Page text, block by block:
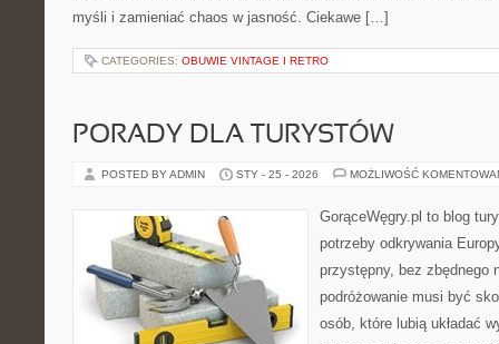
myśli i zamieniać chaos w jasność. Ciekawe […]
CATEGORIES: OBUWIE VINTAGE I RETRO
PORADY DLA TURYSTÓW
POSTED BY ADMIN STY - 25 - 2026 MOŻLIWOŚĆ
GorąceWęgry.pl to blog
potrzeby odkrywania
przystępny, bez zbędnego
podróżowanie musi być
osób, które lubią układać